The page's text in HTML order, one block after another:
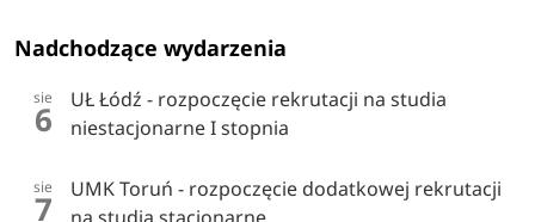
Nadchodzące wydarzenia
sie
6
UŁ Łódź - rozpoczęcie rekrutacji na studia
niestacjonarne I stopnia
sie
7
UMK Toruń - rozpoczęcie dodatkowej rekrutacji